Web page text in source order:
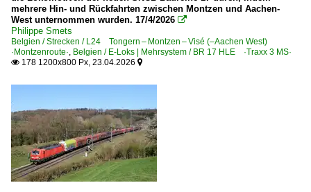
Strecken | KBS 400-499
485 Aachen – Mönchengladbach – Düsseldorf –
Strecke 2552 Aachen West – Gemmenich (–Montzen)
Captrain Deutschland GmbH ·CTD· ab 01.2010
DB Cargo Deutschland AG, Mainz ex DB Schenker
Häfen - Und Güterverkehr Köln ·HGK·
HSL Logistik GmbH, Hamburg
mehrere Hin- und Rückfahrten zwischen Montzen und Aachen-
West unternommen wurden. 17/4/2026 
Philippe Smets
Belgien / Strecken / L24 Tongern – Montzen – Visé (–Aachen West)
·Montzenroute·, Belgien / E-Loks | Mehrsystem / BR 17 HLE ·Traxx 3 MS·
 178 1200x800 Px, 23.04.2026 